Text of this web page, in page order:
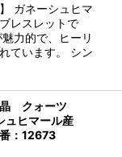
ガネーシュヒマ
レスレットで
力的で、ヒーリ
ています。 シン
晶 クォーツ
ヒマール産
：12673